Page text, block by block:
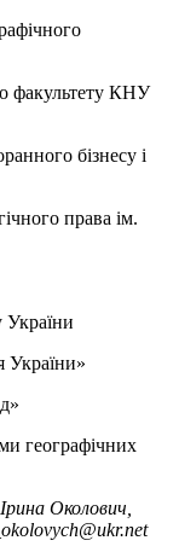
факультету КНУ
бізнесу і
права ім.
України
України»
географічних
Околович,